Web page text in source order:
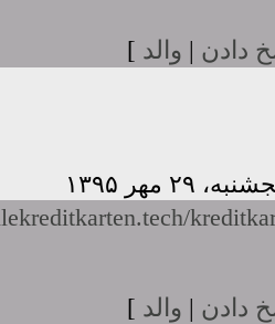
دادن | والد ]
دادن | والد ]